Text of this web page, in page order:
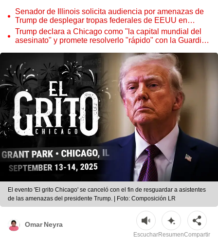
Senador de Illinois solicita audiencia por amenazas de
Trump de desplegar tropas federales de EEUU en
Chicago
Trump declara a Chicago como "la capital mundial del
asesinato" y promete resolverlo "rápido" con la Guardia
El evento 'El grito Chicago' se canceló con el fin de resguardar a asistentes
de las amenazas del presidente Trump. | Foto: Composición LR
Omar Neyra
EscucharResumenCompartir